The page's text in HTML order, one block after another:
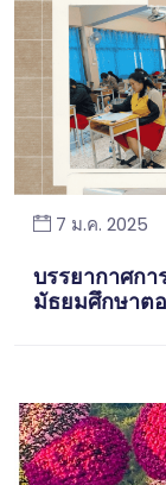
7 ม.ค. 2025
บรรยากาศกา
มัธยมศึกษาต